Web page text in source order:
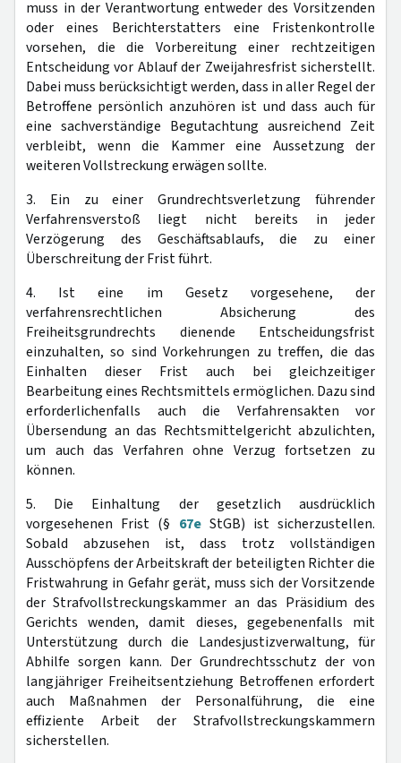
muss in der Verantwortung entweder des Vorsitzenden
oder eines Berichterstatters eine Fristenkontrolle
vorsehen, die die Vorbereitung einer rechtzeitigen
Entscheidung vor Ablauf der Zweijahresfrist sicherstellt.
Dabei muss berücksichtigt werden, dass in aller Regel der
Betroffene persönlich anzuhören ist und dass auch für
eine sachverständige Begutachtung ausreichend Zeit
verbleibt, wenn die Kammer eine Aussetzung der
weiteren Vollstreckung erwägen sollte.
3. Ein zu einer Grundrechtsverletzung führender
Verfahrensverstoß liegt nicht bereits in jeder
Verzögerung des Geschäftsablaufs, die zu einer
Überschreitung der Frist führt.
4. Ist eine im Gesetz vorgesehene, der
verfahrensrechtlichen Absicherung des
Freiheitsgrundrechts dienende Entscheidungsfrist
einzuhalten, so sind Vorkehrungen zu treffen, die das
Einhalten dieser Frist auch bei gleichzeitiger
Bearbeitung eines Rechtsmittels ermöglichen. Dazu sind
erforderlichenfalls auch die Verfahrensakten vor
Übersendung an das Rechtsmittelgericht abzulichten,
um auch das Verfahren ohne Verzug fortsetzen zu
können.
5. Die Einhaltung der gesetzlich ausdrücklich
vorgesehenen Frist (§ 67eStGB) ist sicherzustellen.
Sobald abzusehen ist, dass trotz vollständigen
Ausschöpfens der Arbeitskraft der beteiligten Richter die
Fristwahrung in Gefahr gerät, muss sich der Vorsitzende
der Strafvollstreckungskammer an das Präsidium des
Gerichts wenden, damit dieses, gegebenenfalls mit
Unterstützung durch die Landesjustizverwaltung, für
Abhilfe sorgen kann. Der Grundrechtsschutz der von
langjähriger Freiheitsentziehung Betroffenen erfordert
auch Maßnahmen der Personalführung, die eine
effiziente Arbeit der Strafvollstreckungskammern
sicherstellen.